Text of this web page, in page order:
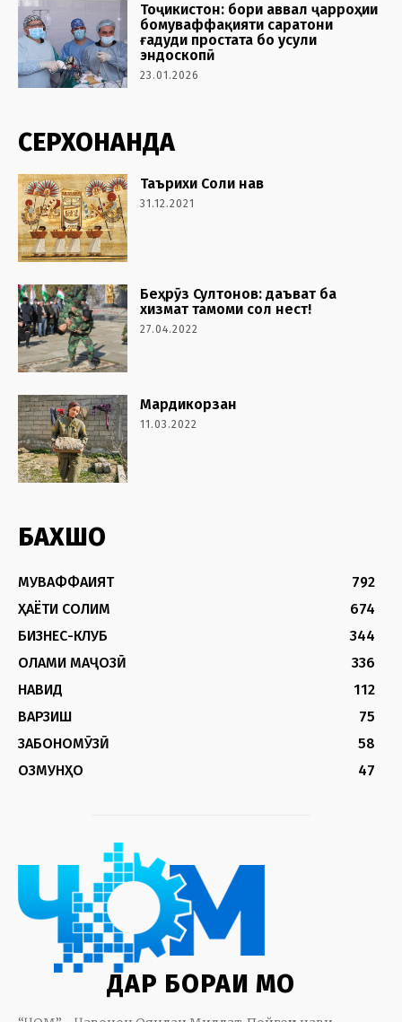
Тоҷикистон: бори аввал ҷарроҳии
бомуваффақияти саратони
ғадуди простата бо усули
эндоскопӣ
23.01.2026
СЕРХОНАНДА
Таърихи Соли нав
31.12.2021
Беҳрӯз Султонов: даъват ба
хизмат тамоми сол нест!
27.04.2022
Мардикорзан
11.03.2022
БАХШҲО
МУВАФФАҚИЯТ
792
ҲАЁТИ СОЛИМ
674
БИЗНЕС-КЛУБ
344
ОЛАМИ МАҶОЗӢ
336
НАВИД
112
ВАРЗИШ
75
ЗАБОНОМӮЗӢ
58
ОЗМУНҲО
47
ДАР БОРАИ МО